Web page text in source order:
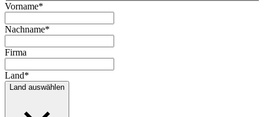
Vorname*
Nachname*
Firma
Land*
Land auswählen